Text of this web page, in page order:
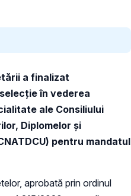
a finalizat
în vederea
ale Consiliului
Diplomelor și
pentru mandatul
aprobată prin ordinul